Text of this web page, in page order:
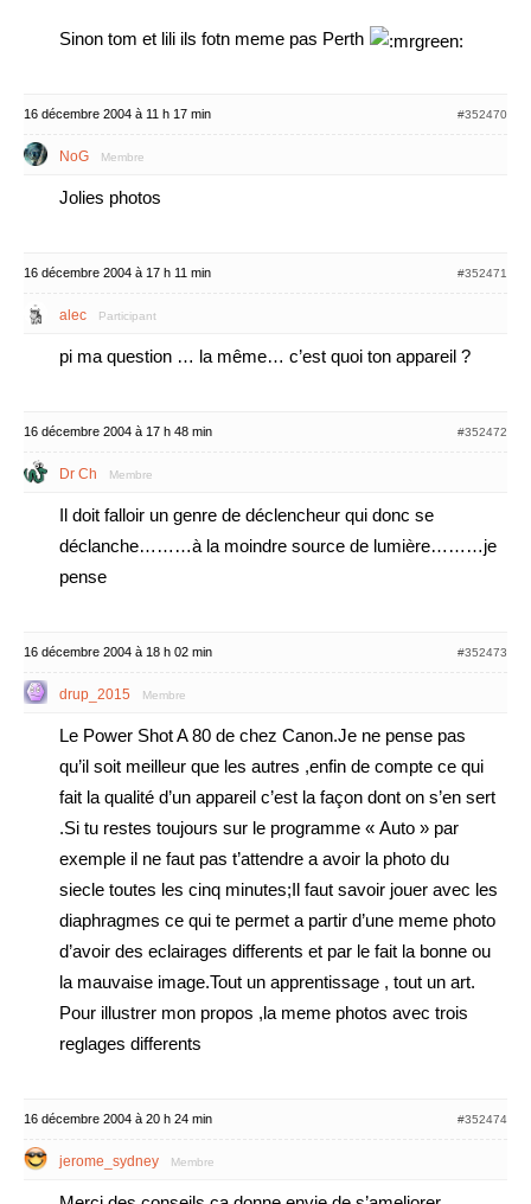
Sinon tom et lili ils fotn meme pas Perth
16 décembre 2004 à 11 h 17 min #352470
NoG Membre
Jolies photos
16 décembre 2004 à 17 h 11 min #352471
alec Participant
pi ma question … la même… c’est quoi ton appareil ?
16 décembre 2004 à 17 h 48 min #352472
Dr Ch Membre
Il doit falloir un genre de déclencheur qui donc se
déclanche………à la moindre source de lumière………je
pense
16 décembre 2004 à 18 h 02 min #352473
drup_2015 Membre
Le Power Shot A 80 de chez Canon.Je ne pense pas
qu’il soit meilleur que les autres ,enfin de compte ce qui
fait la qualité d’un appareil c’est la façon dont on s’en sert
.Si tu restes toujours sur le programme « Auto » par
exemple il ne faut pas t’attendre a avoir la photo du
siecle toutes les cinq minutes;Il faut savoir jouer avec les
diaphragmes ce qui te permet a partir d’une meme photo
d’avoir des eclairages differents et par le fait la bonne ou
la mauvaise image.Tout un apprentissage , tout un art.
Pour illustrer mon propos ,la meme photos avec trois
reglages differents
16 décembre 2004 à 20 h 24 min #352474
jerome_sydney Membre